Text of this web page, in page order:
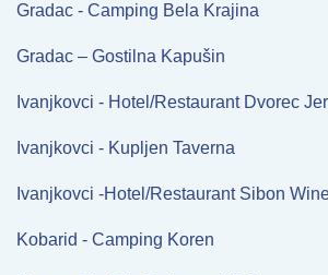
Gradac - Camping Bela Krajina
Gradac – Gostilna Kapušin
Ivanjkovci - Hotel/Restaurant Dvorec
Ivanjkovci - Kupljen Taverna
Ivanjkovci -Hotel/Restaurant Sibon
Kobarid - Camping Koren